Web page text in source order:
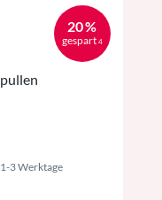
20 %
gespart 4
3 Werktage